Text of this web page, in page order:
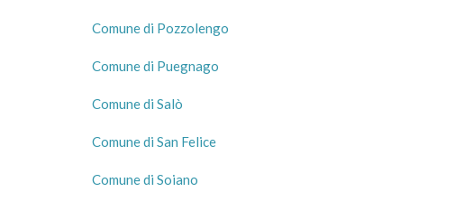
Comune di Pozzolengo
Comune di Puegnago
Comune di Salò
Comune di San Felice
Comune di Soiano